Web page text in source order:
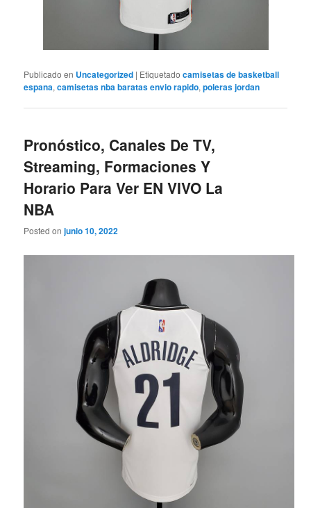
Publicado en Uncategorized | Etiquetado camisetas de basketball
espana,camisetas nba baratas envio rapido,poleras jordan
Pronóstico, Canales De TV,
Streaming, Formaciones Y
Horario Para Ver EN VIVO La
NBA
Posted onjunio 10, 2022